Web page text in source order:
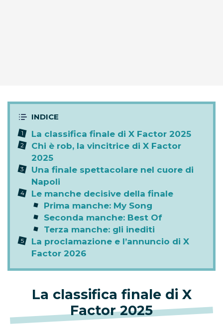
La classifica finale di X Factor 2025
Chi è rob, la vincitrice di X Factor
2025
Una finale spettacolare nel cuore di
Napoli
Le manche decisive della finale
Prima manche: My Song
Seconda manche: Best Of
Terza manche: gli inediti
La proclamazione e l’annuncio di X
Factor 2026
La classifica finale di X
Factor 2025